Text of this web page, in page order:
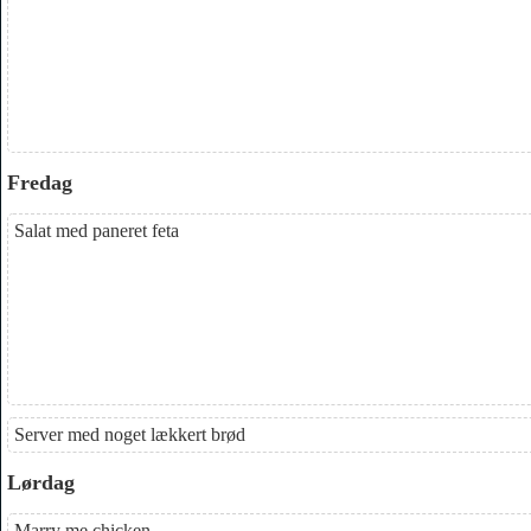
Fredag
Salat med paneret feta
Server med noget lækkert brød
Lørdag